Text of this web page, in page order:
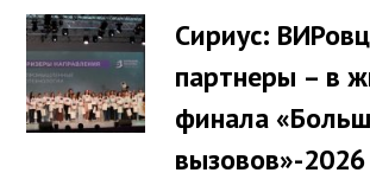
Сириус:
партнеры – в
финала
вызовов»-2026